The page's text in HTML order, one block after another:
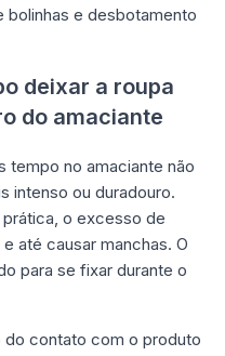
e desbotamento
deixar a roupa
do amaciante
tempo no amaciante não
intenso ou duradouro.
o excesso de
até causar manchas. O
para se fixar durante o
contato com o produto